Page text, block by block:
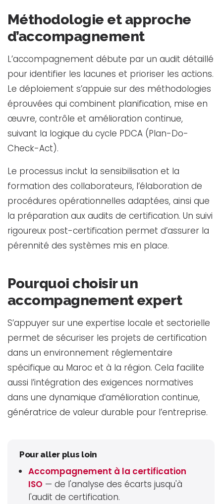
Méthodologie et approche
d’accompagnement
L’accompagnement débute par un audit détaillé
pour identifier les lacunes et prioriser les actions.
Le déploiement s’appuie sur des méthodologies
éprouvées qui combinent planification, mise en
œuvre, contrôle et amélioration continue,
suivant la logique du cycle PDCA (Plan-Do-
Check-Act).
Le processus inclut la sensibilisation et la
formation des collaborateurs, l’élaboration de
procédures opérationnelles adaptées, ainsi que
la préparation aux audits de certification. Un suivi
rigoureux post-certification permet d’assurer la
pérennité des systèmes mis en place.
Pourquoi choisir un
accompagnement expert
S’appuyer sur une expertise locale et sectorielle
permet de sécuriser les projets de certification
dans un environnement réglementaire
spécifique au Maroc et à la région. Cela facilite
aussi l’intégration des exigences normatives
dans une dynamique d’amélioration continue,
génératrice de valeur durable pour l’entreprise.
Pour aller plus loin
Accompagnement à la certification
ISO — de l'analyse des écarts jusqu'à
l'audit de certification.